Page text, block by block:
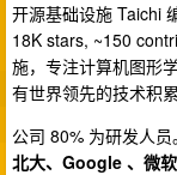
开源基础设施 Taichi
18K stars, ~150
施，专注计算机图形
有世界领先的技术积累
公司 80% 为研发人员。
北大、Google 、微